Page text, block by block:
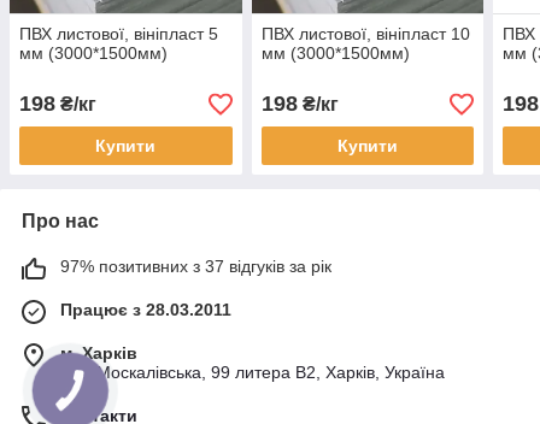
ПВХ листової, вініпласт 5
мм (3000*1500мм)
198 ₴/кг
Купити
ПВХ листової, вініпласт 10
мм (3000*1500мм)
198₴/кг
Купити
ПВХ
мм
198
Про нас
97% позитивних з 37 відгуків за рік
Працює з 28.03.2011
м. Харків
вул. Москалівська, 99 литера В2, Харків, Україна
Контакти